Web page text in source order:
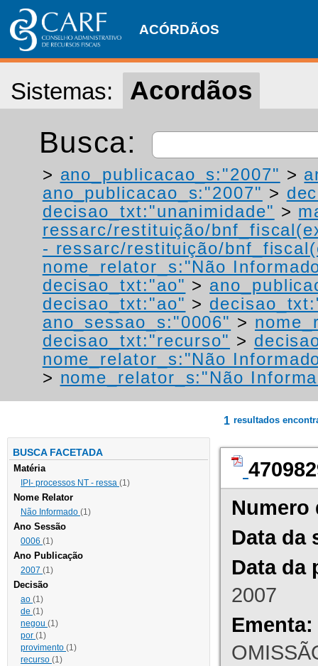
ACÓRDÃOS
Sistemas: Acordãos
Busca:
> ano_publicacao_s:"2007" >
ano_publicacao_s:"2007" >
decisao_txt:"unanimidade" >
ressarc/restituição/
- ressarc/restituição/
nome_relator_s:"Não
decisao_txt:"ao" >
decisao_txt:"ao" >
ano_sessao_s:"0006" >
decisao_txt:"recurso" >
nome_relator_s:"Não
> nome_relator_s:"Não
BUSCA FACETADA
Matéria
IPI- processos NT - ressa (1)
Nome Relator
Não Informado (1)
Ano Sessão
0006 (1)
Ano Publicação
2007 (1)
Decisão
ao (1)
de (1)
negou (1)
por (1)
provimento (1)
recurso (1)
1 resultados
Numero
Data da
Data da
2007
Ementa: